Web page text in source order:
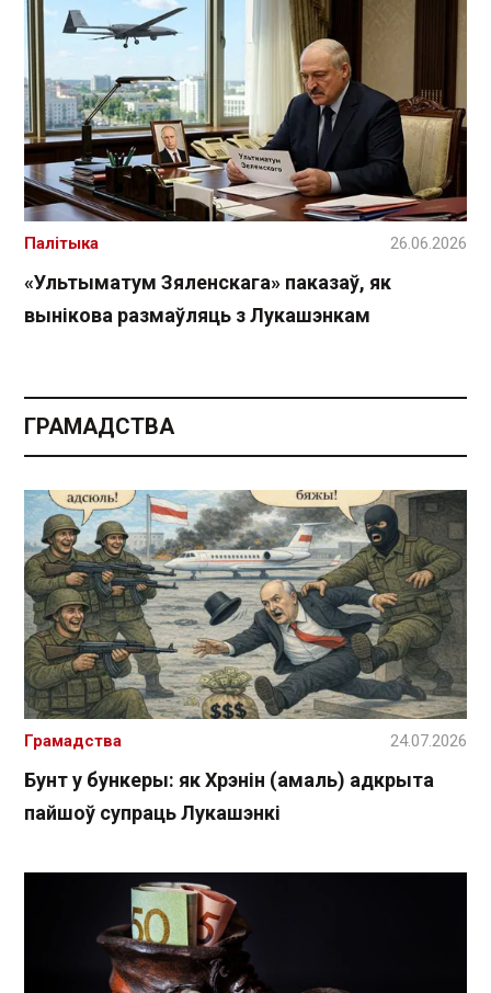
«Ультыматум Зяленскага» паказаў, як
вынікова размаўляць з Лукашэнкам
Палітыка 26.06.2026
ГРАМАДСТВА
Бунт у бункеры: як Хрэнін (амаль) адкрыта
пайшоў супраць Лукашэнкі
Грамадства 24.07.2026